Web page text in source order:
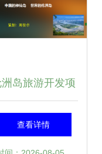
岛旅游开发项
目策划方案
查看详情